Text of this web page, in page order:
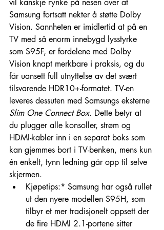
vil kanskje rynke på nesen over at
Samsung fortsatt nekter å støtte Dolby
Vision. Sannheten er imidlertid at på en
TV med så enorm innebygd lysstyrke
som S95F, er fordelene med Dolby
Vision knapt merkbare i praksis, og du
får uansett full utnyttelse av det svært
tilsvarende HDR10+-formatet. TV-en
leveres dessuten med Samsungs eksterne
Slim One Connect Box. Dette betyr at
du plugger alle konsoller, strøm og
HDMI-kabler inn i en separat boks som
kan gjemmes bort i TV-benken, mens kun
én enkelt, tynn ledning går opp til selve
skjermen.
Kjøpetips:* Samsung har også rullet
ut den nyere modellen S95H, som
tilbyr et mer tradisjonelt oppsett der
de fire HDMI 2.1-portene sitter